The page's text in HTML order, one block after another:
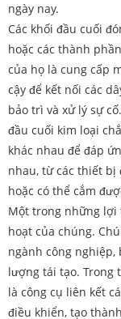
ngày nay.
Các khối đầu cuối
hoặc các thành
của họ là cung cấp
cậy để kết nối các
bảo trì và xử lý sự
đầu cuối kim loại
khác nhau để đáp
nhau, từ các thiết bị
hoặc có thể cắm
Một trong những lợi
hoạt của chúng.
ngành công nghiệp,
lượng tái tạo. Trong
là công cụ liên kết
điều khiển, tạo